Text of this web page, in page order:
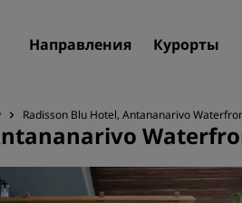
Направления Курорты
Radisson Blu Hotel, Antananarivo